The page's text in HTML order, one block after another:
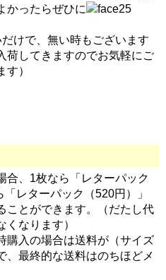
かったらぜひに
けで、無い時もございます
荷してきますのでお気軽にご
）
合、1枚なら「レターパック
レターパック（520円）」
ことができます。（だたし代
なります）
購入の場合は送料が（サイズ
、最終的な送料はのちほどメ